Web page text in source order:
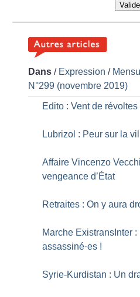
Dans / Expression /
N°299 (novembre 2019)
Edito : Vent de révoltes
Lubrizol : Peur sur la
Affaire Vincenzo
vengeance d’État
Retraites : On y aura
Marche ExistransInter :
assassiné·es !
Syrie-Kurdistan : Un